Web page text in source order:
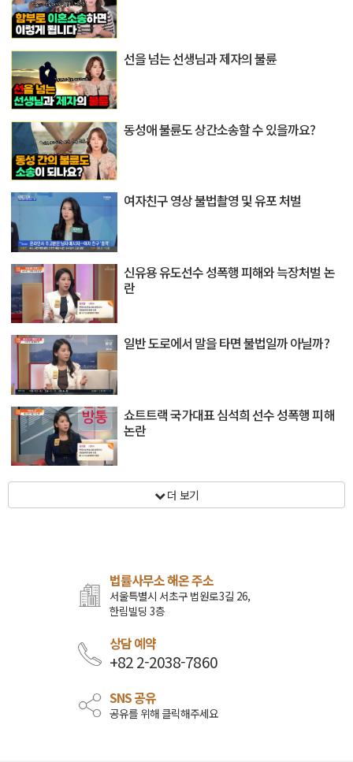
선을 넘는 선생님과 제자의 불륜
동성애 불륜도 상간소송할 수 있을까요?
여자친구 영상 불법촬영 및 유포 처벌
신유용 유도선수 성폭행 피해와 늑장처벌 논
란
일반 도로에서 말을 타면 불법일까 아닐까?
쇼트트랙 국가대표 심석희 선수 성폭행 피해
논란
더 보기
법률사무소 해온 주소
서울특별시 서초구 법원로3길 26,
한림빌딩 3층
상담 예약
+82 2-2038-7860
SNS 공유
공유를 위해 클릭해주세요